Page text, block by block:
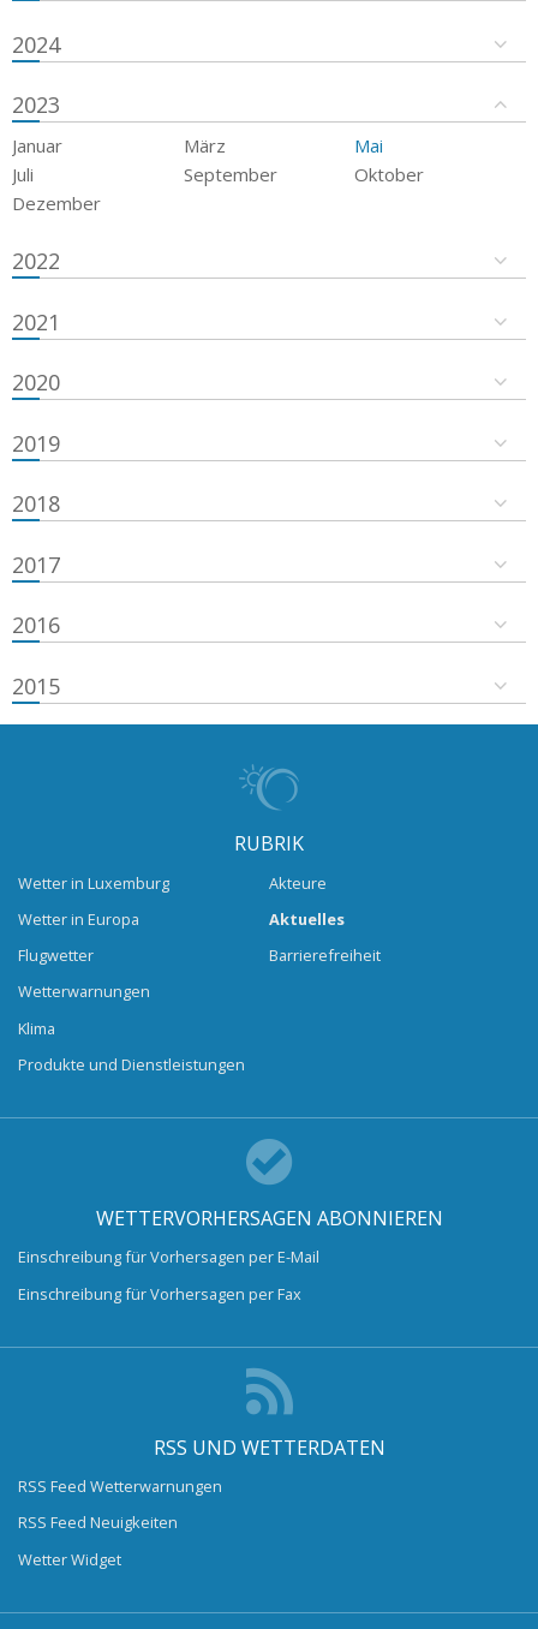
2024
2023
Januar März
Mai
Juli
September
Oktober
Dezember
2022
2021
2020
2019
2018
2017
2016
2015
RUBRIK
Wetter in Luxemburg
Wetter in Europa
Flugwetter
Wetterwarnungen
Klima
Produkte und Dienstleistungen
Akteure
Aktuelles
Barrierefreiheit
WETTERVORHERSAGEN ABONNIEREN
Einschreibung für Vorhersagen per E-Mail
Einschreibung für Vorhersagen per Fax
RSS UND WETTERDATEN
RSS Feed Wetterwarnungen
RSS Feed Neuigkeiten
Wetter Widget